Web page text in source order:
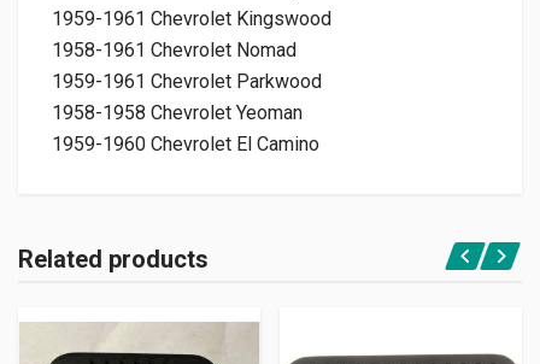
1959-1961 Chevrolet Kingswood
1958-1961 Chevrolet Nomad
1959-1961 Chevrolet Parkwood
1958-1958 Chevrolet Yeoman
1959-1960 Chevrolet El Camino
Related products